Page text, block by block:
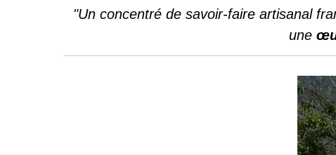
"Un concentré de savoir-faire artisanal
une